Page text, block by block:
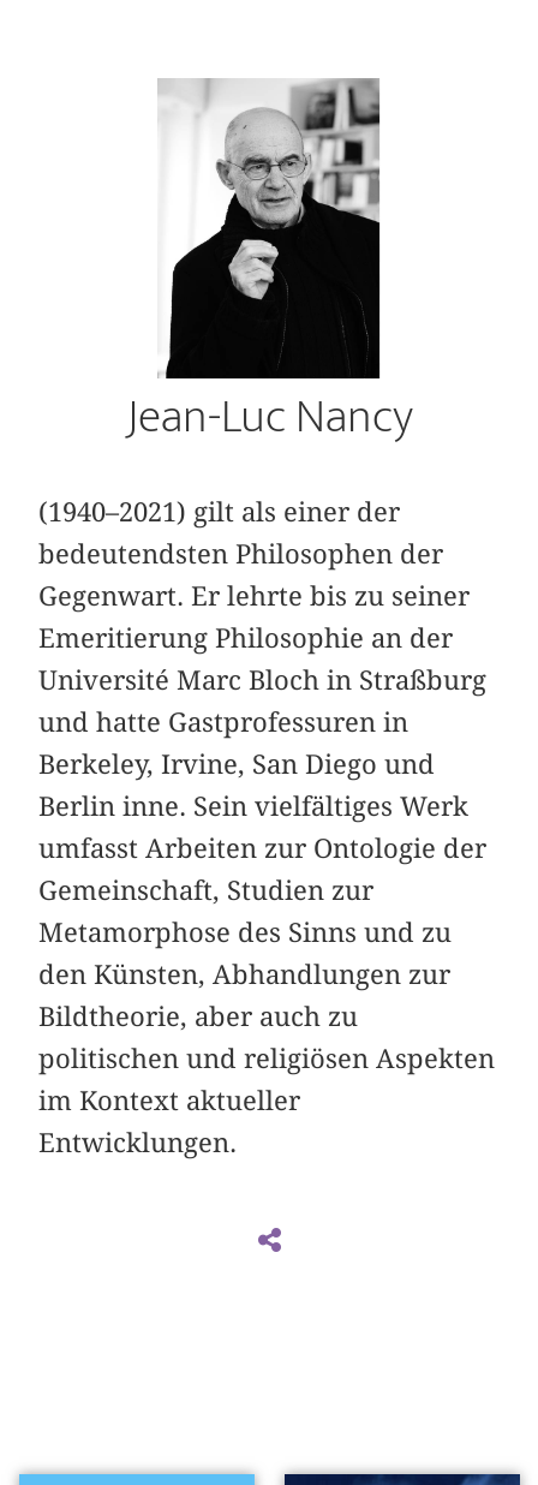
Jean-Luc Nancy
(1940–2021) gilt als einer der
bedeutendsten Philosophen der
Gegenwart. Er lehrte bis zu seiner
Emeritierung Philosophie an der
Université Marc Bloch in Straßburg
und hatte Gastprofessuren in
Berkeley, Irvine, San Diego und
Berlin inne. Sein vielfältiges Werk
umfasst Arbeiten zur Ontologie der
Gemeinschaft, Studien zur
Metamorphose des Sinns und zu
den Künsten, Abhandlungen zur
Bildtheorie, aber auch zu
politischen und religiösen Aspekten
im Kontext aktueller
Entwicklungen.